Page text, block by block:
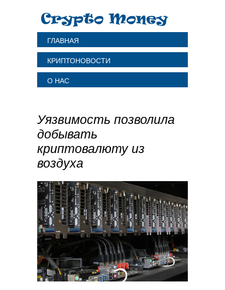
ГЛАВНАЯ
КРИПТОНОВОСТИ
О НАС
Уязвимость позволила
добывать
криптовалюту из
воздуха